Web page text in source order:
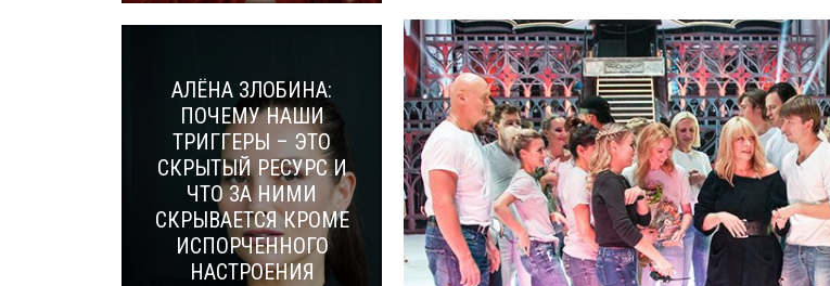
АЛЁНА ЗЛОБИНА:
ПОЧЕМУ НАШИ
ТРИГГЕРЫ – ЭТО
СКРЫТЫЙ РЕСУРС И
ЧТО ЗА НИМИ
СКРЫВАЕТСЯ КРОМЕ
ИСПОРЧЕННОГО
НАСТРОЕНИЯ